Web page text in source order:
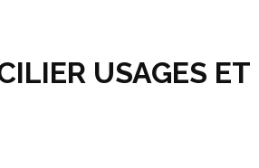
USAGES ET